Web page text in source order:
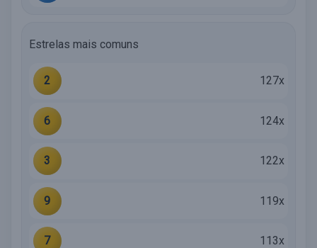
Estrelas mais comuns
2 127x
6 124x
3 122x
9 119x
7 113x